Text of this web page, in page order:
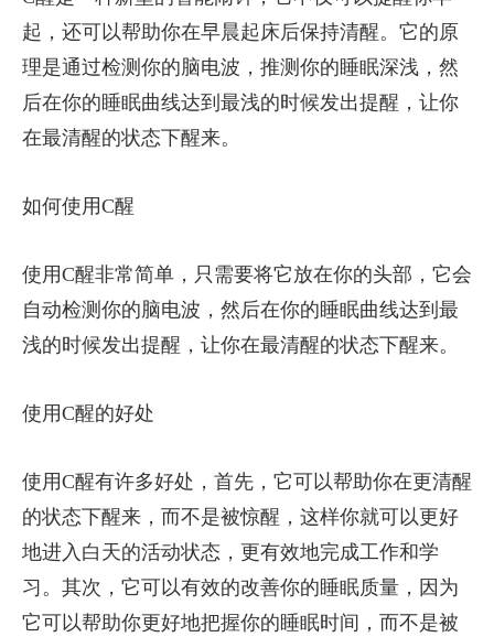
起，还可以帮助你在早晨起床后保持清醒。它的原
理是通过检测你的脑电波，推测你的睡眠深浅，然
后在你的睡眠曲线达到最浅的时候发出提醒，让你
在最清醒的状态下醒来。
如何使用C醒
使用C醒非常简单，只需要将它放在你的头部，它会
自动检测你的脑电波，然后在你的睡眠曲线达到最
浅的时候发出提醒，让你在最清醒的状态下醒来。
使用C醒的好处
使用C醒有许多好处，首先，它可以帮助你在更清醒
的状态下醒来，而不是被惊醒，这样你就可以更好
地进入白天的活动状态，更有效地完成工作和学
习。其次，它可以有效的改善你的睡眠质量，因为
它可以帮助你更好地把握你的睡眠时间，而不是被